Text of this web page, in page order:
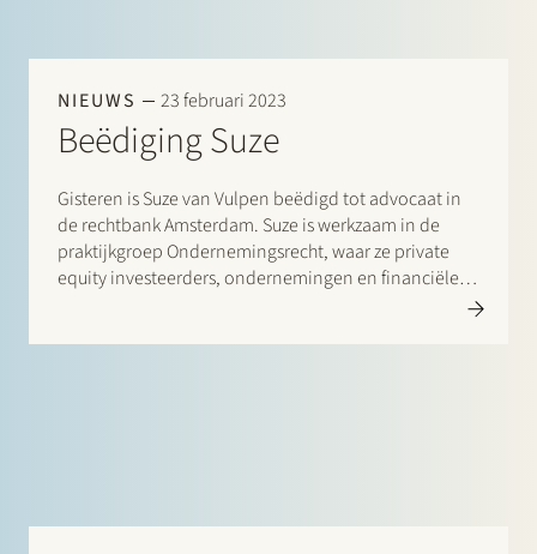
NIEUWS 23 februari 2023
Beëdiging Suze
Gisteren is Suze van Vulpen beëdigd tot advocaat in
de rechtbank Amsterdam. Suze is werkzaam in de
praktijkgroep Ondernemingsrecht, waar ze private
equity investeerders, ondernemingen en financiële